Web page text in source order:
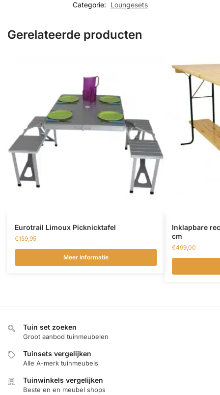
Categorie:
Loungesets
Gerelateerde producten
Eurotrail Limoux Picknicktafel
€159,95
Meer informatie
Inklapbare
cm
€499,00
Tuin set zoeken
Groot aanbod tuinmeubelen
Tuinsets vergelijken
Alle A-merk tuinmeubels
Tuinwinkels vergelijken
Beste en en meubel shops